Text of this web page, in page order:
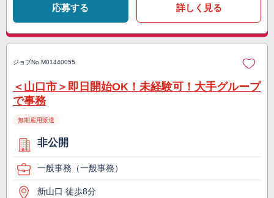
応募する 詳しく見る
ジョブNo. M01440055
＜山口市＞即日開始OK！未経験可！大手グループ
で事務
無期雇用派遣
非公開
一般事務（一般事務）
新山口 徒歩8分